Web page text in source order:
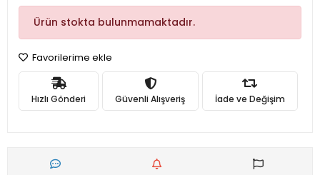
Ürün stokta bulunmamaktadır.
Favorilerime ekle
Hızlı Gönderi Güvenli Alışveriş İade ve Değişim